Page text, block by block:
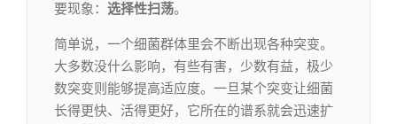
要现象： 选择性扫荡。
简单说，一个细菌群体里会不断出现各种突变。
大多数没什么影响，有些有害，少数有益，极少
数突变则能够提高适应度。一旦某个突变让细菌
长得更快、活得更好，它所在的谱系就会迅速扩